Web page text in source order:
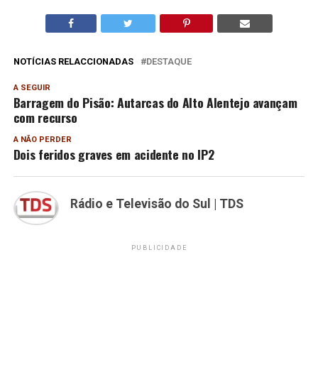
NOTÍCIAS RELACCIONADAS DESTAQUE
A SEGUIR
Barragem do Pisão: Autarcas do Alto Alentejo avançam
com recurso
A NÃO PERDER
Dois feridos graves em acidente no IP2
Rádio e Televisão do Sul | TDS
PUBLICIDADE